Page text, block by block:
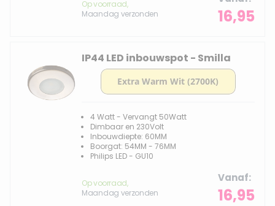
Op voorraad,
Maandag verzonden
16,95
IP44 LED inbouwspot - Smilla
4 Watt - Vervangt 50Watt
Dimbaar en 230Volt
Inbouwdiepte: 60MM
Boorgat: 54MM - 76MM
Philips LED - GU10
Op voorraad,
Maandag verzonden
Vanaf
16,95